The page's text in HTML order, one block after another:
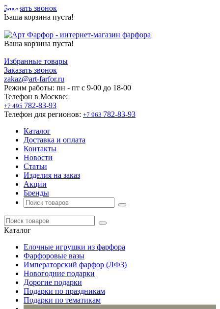
Заказать звонок
Ваша корзина пуста!
Ваша корзина пуста!
Избранные товары
Заказать звонок
zakaz@art-farfor.ru
Режим работы: пн - пт c 9-00 до 18-00
Телефон в Москве:
+7 495 782-83-93
Телефон для регионов: +7 963 782-83-93
Каталог
Доставка и оплата
Контакты
Новости
Статьи
Изделия на заказ
Акции
Бренды
Каталог
Елочные игрушки из фарфора
Фарфоровые вазы
Императорский фарфор (ЛФЗ)
Новогодние подарки
Дорогие подарки
Подарки по праздникам
Подарки по тематикам